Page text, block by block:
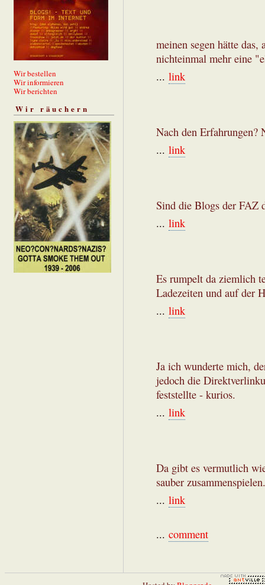
Wir bestellen
Wir informieren
Wir berichten
Wir räuchern
meinen segen hätte
nichteinmal mehr eine
... link
Nach den
... link
Sind die Blogs der FAZ
... link
Es rumpelt da ziemlich
Ladezeiten und auf der
... link
Ja ich wunderte mich,
jedoch die
feststellte - kurios.
... link
Da gibt es vermutlich
sauber zusammenspielen.
... link
... comment